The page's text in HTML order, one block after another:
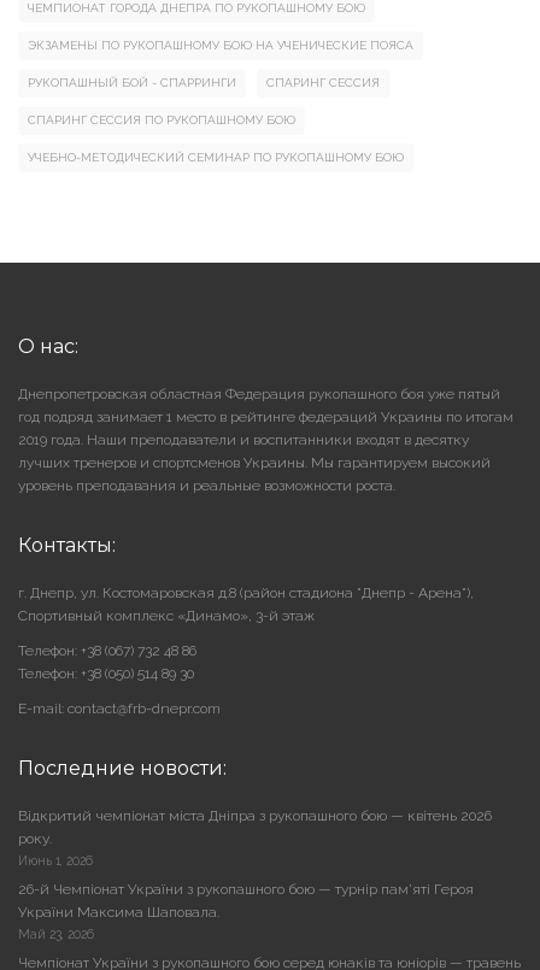
ЧЕМПИОНАТ ГОРОДА ДНЕПРА ПО РУКОПАШНОМУ БОЮ
ЭКЗАМЕНЫ ПО РУКОПАШНОМУ БОЮ НА УЧЕНИЧЕСКИЕ ПОЯСА
РУКОПАШНЫЙ БОЙ - СПАРРИНГИ СПАРИНГ СЕССИЯ
СПАРИНГ СЕССИЯ ПО РУКОПАШНОМУ БОЮ
УЧЕБНО-МЕТОДИЧЕСКИЙ СЕМИНАР ПО РУКОПАШНОМУ БОЮ
О нас:
Днепропетровская областная Федерация рукопашного боя уже пятый
год подряд занимает 1 место в рейтинге федераций Украины по итогам
2019 года. Наши преподаватели и воспитанники входят в десятку
лучших тренеров и спортсменов Украины. Мы гарантируем высокий
уровень преподавания и реальные возможности роста.
Контакты:
г. Днепр, ул. Костомаровская д.8 (район стадиона "Днепр - Арена"),
Cпортивный комплекс «Динамо», 3-й этаж
Телефон: +38 (067) 732 48 86
Телефон: +38 (050) 514 89 30
E-mail: contact@frb-dnepr.com
Последние новости:
Відкритий чемпіонат міста Дніпра з рукопашного бою — квітень 2026
року.
Июнь 1, 2026
26-й Чемпіонат України з рукопашного бою — турнір пам’яті Героя
України Максима Шаповала.
Май 23, 2026
Чемпіонат України з рукопашного бою серед юнаків та юніорів — травень